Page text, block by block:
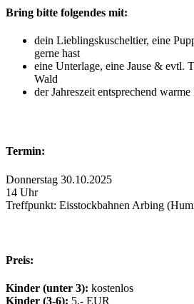
Bring bitte folgendes mit:
dein Lieblingskuscheltier, eine
gerne hast
eine Unterlage, eine Jause & evtl.
Wald
der Jahreszeit entsprechend
Termin:
Donnerstag 30.10.2025
14 Uhr
Treffpunkt: Eisstockbahnen Arbing
Preis:
Kinder (unter 3): kostenlos
Kinder (3-6): 5,- EUR